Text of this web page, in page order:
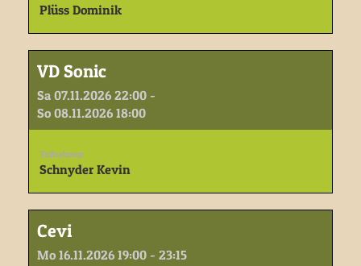
Plüss Dominik
VD Sonic
Sa 07.11.2026 22:00 -
So 08.11.2026 18:00
Teilnehmer
Schnyder Kevin
Cevi
Mo 16.11.2026 19:00 - 23:15